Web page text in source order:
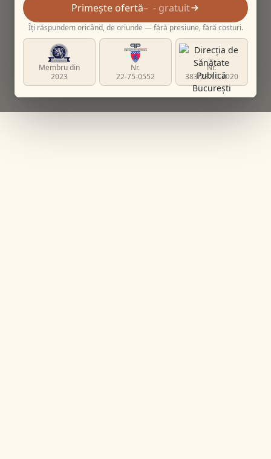
Primește ofertă - gratuit
Îți răspundem oricând, de oriunde — fără presiune, fără costuri.
Membru din
2023
Nr.
22-75-0552
Nr.
383/23.10.2020